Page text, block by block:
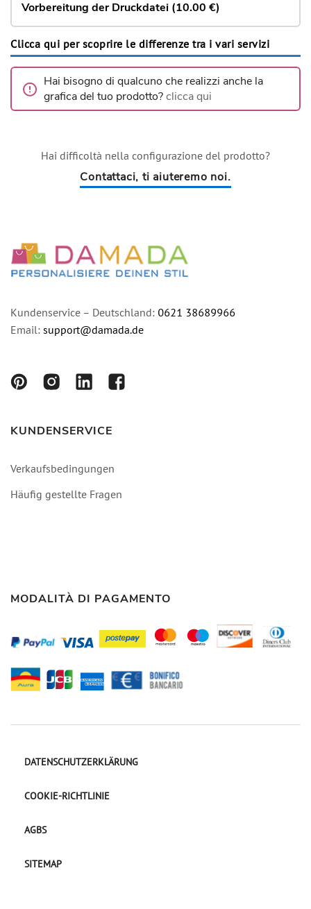
Vorbereitung der Druckdatei (10.00 €)
Clicca qui per scoprire le differenze tra i vari servizi
Hai bisogno di qualcuno che realizzi anche la
grafica del tuo prodotto?clicca qui
Hai difficoltà nella configurazione del prodotto?
Contattaci, ti aiuteremo noi.
Kundenservice – Deutschland: 0621 38689966
Email: support@damada.de
KUNDENSERVICE
Verkaufsbedingungen
Häufig gestellte Fragen
MODALITÀ DI PAGAMENTO
DATENSCHUTZERKLÄRUNG
COOKIE-RICHTLINIE
AGBS
SITEMAP